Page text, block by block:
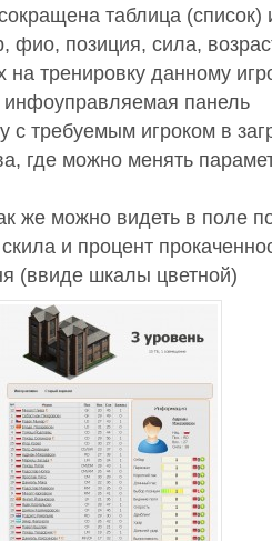
таблица (список)
фио, позиция, сила,
на тренировку данному
панель
с требуемым игроком в
где можно менять
же можно видеть в поле
и процент
(ввиде шкалы цветной)